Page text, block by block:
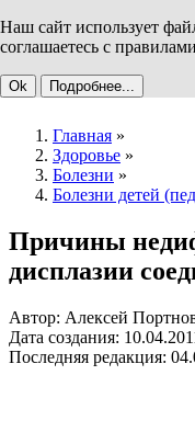
Наш сайт использует
соглашаетесь с
Ok Подробнее...
Главная »
Здоровье »
Болезни »
Болезни детей
Причины
дисплазии
Автор: Алексей
Дата создания:
Последняя редакция: